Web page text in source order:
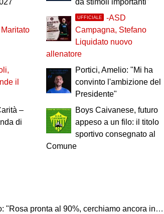
dà stimoli importanti"
UFFICIALE
-ASD
Campagna, Stefano
Liquidato nuovo
allenatore
il
Portici, Amelio: "Mi ha
convinto l'ambizione del
Presidente"
–
di
Boys Caivanese, futuro
appeso a un filo: il titolo
sportivo consegnato al
Comune
pronta al 90%, cerchiamo ancora innesti di qualità"